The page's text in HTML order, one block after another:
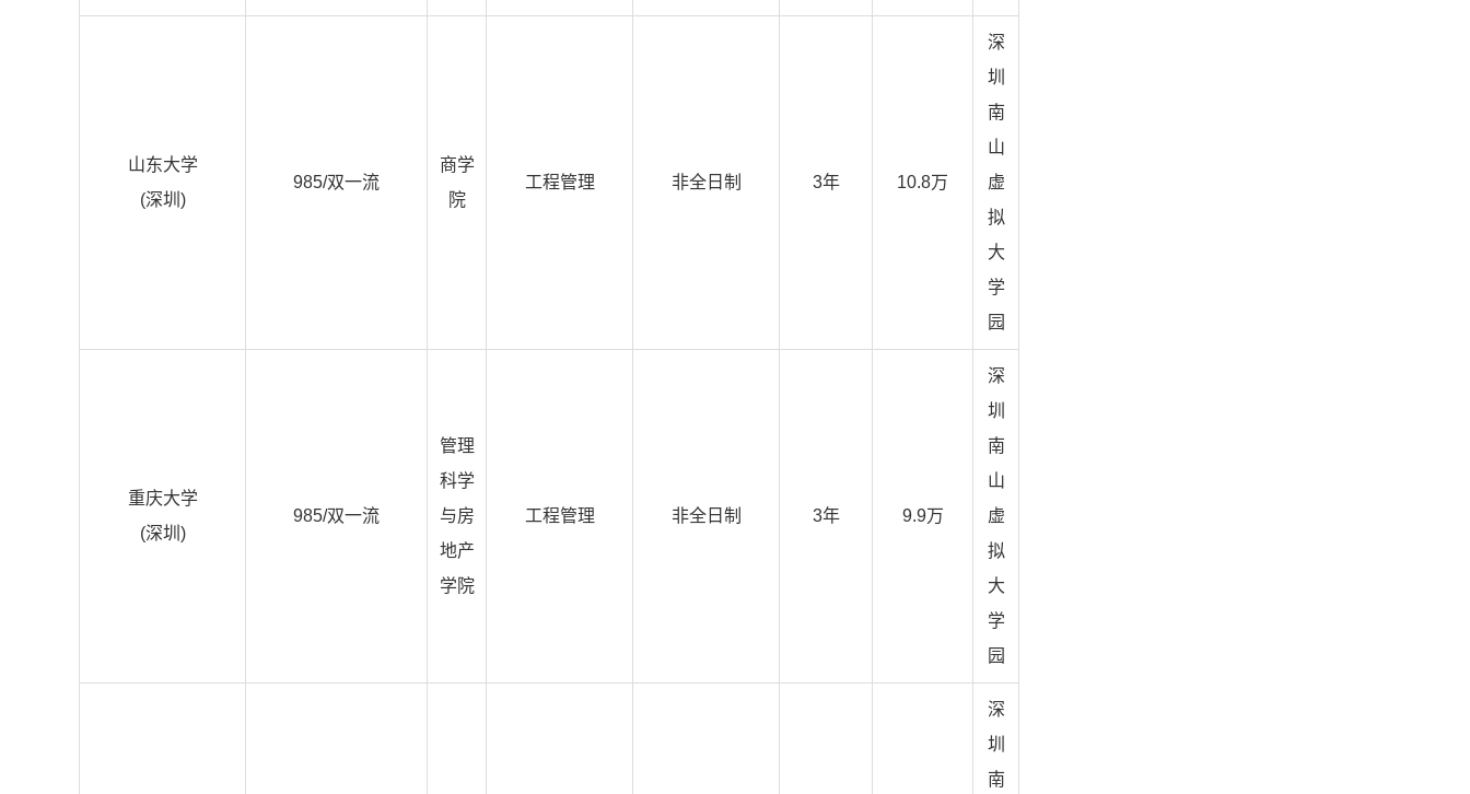
山东大学
(深圳)
985/双一流
商学
院
工程管理 非全日制 3年 10.8万
深
圳
南
山
虚
拟
大
学
园
重庆大学
(深圳)
985/双一流
管理
科学
与房
地产
学院
工程管理 非全日制 3年 9.9万
深
圳
南
山
虚
拟
大
学
园
深
圳
南